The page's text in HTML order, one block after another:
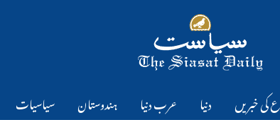
کی خبریں دنیا عرب دنیا ہندوستان سیاسیات